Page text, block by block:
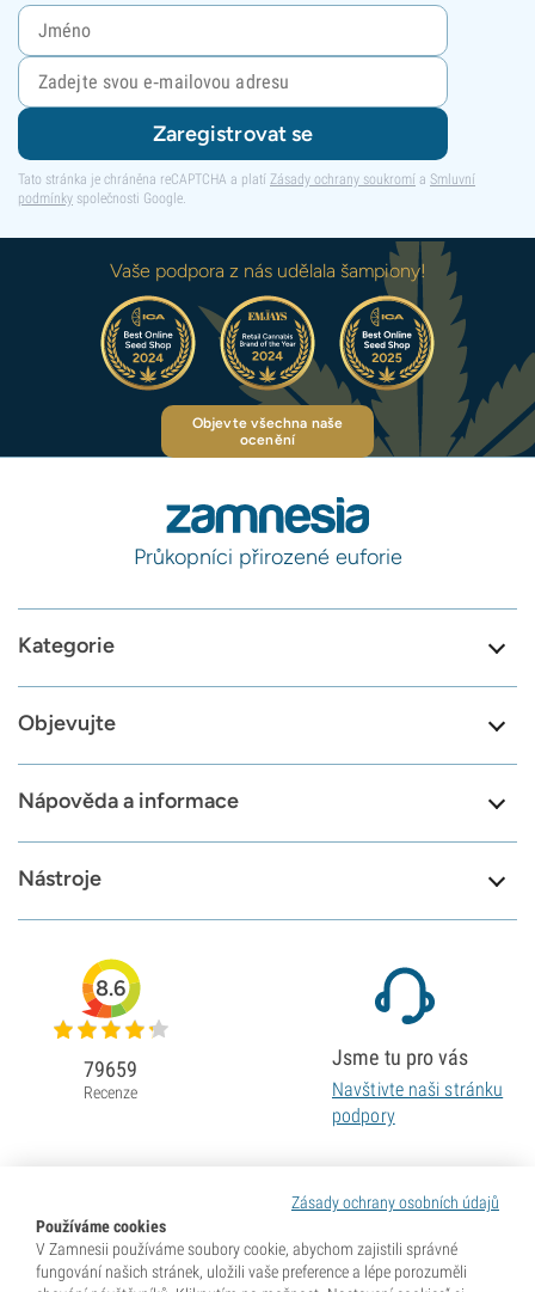
Zaregistrovat se
Tato stránka je chráněna reCAPTCHA a platí Zásady ochrany soukromí a Smluvní
podmínky společnosti Google.
Vaše podpora z nás udělala šampiony!
Objevte všechna naše
ocenění
Průkopníci přirozené euforie
Kategorie
Objevujte
Nápověda a informace
Nástroje
Zásady ochrany osobních údajů
Používáme cookies
V Zamnesii používáme soubory cookie, abychom zajistili správné
fungování našich stránek, uložili vaše preference a lépe porozuměli
8.6
79659
Recenze
Jsme tu pro vás
Navštivte naši stránku
podpory